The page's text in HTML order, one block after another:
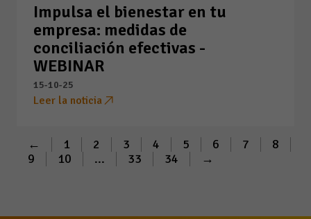
Impulsa el bienestar en tu
empresa: medidas de
conciliación efectivas -
WEBINAR
15-10-25
Leer la noticia
← 1 2 3 4 5 6 7
8
9
10 ... 33 34 →